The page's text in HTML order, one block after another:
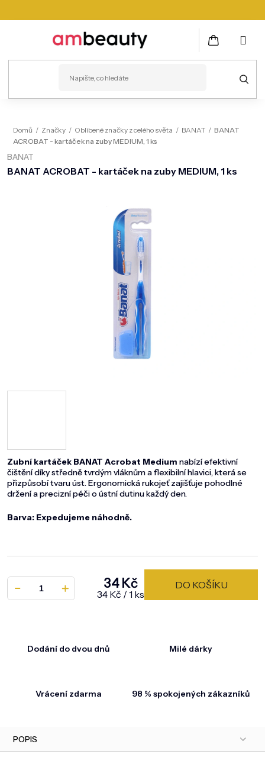
na
NÁKUPNÍ
KOŠÍK
VLASY
ZDRAVÍ
Domů / Značky / Oblíbené značky z celého světa / BANAT / BANAT
ACROBAT - kartáček na zuby MEDIUM, 1 ks
Zubní kartáček BANAT Acrobat Medium nabízí efektivní
čištění díky středně tvrdým vláknům a flexibilní hlavici, která se
přizpůsobí tvaru úst. Ergonomická rukojeť zajišťuje pohodlné
držení a precizní péči o ústní dutinu každý den.
Barva: Expedujeme náhodně.
34 Kč
Měrná cena:
34 Kč / 1 ks
DO KOŠÍKU
BANAT ACROBAT - kartáček na zuby MEDIUM, 1 ks
BANAT
Dodání do dvou dnů Milé dárky
Vrácení zdarma 98 % spokojených zákazníků
POPIS